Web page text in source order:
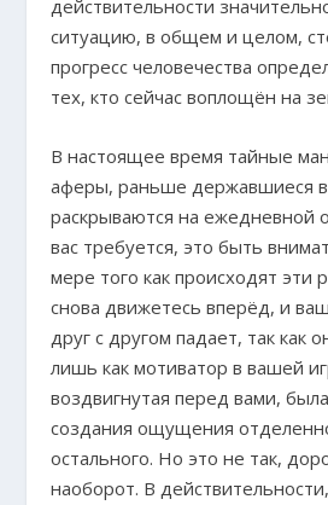
действительности
ситуацию, в общем и целом,
прогресс человечества
тех, кто сейчас воплощён на
В настоящее время тайные
аферы, раньше державшиеся в
раскрываются на ежедневной
вас требуется, это быть
мере того как происходят эти
снова движетесь вперёд, и
друг с другом падает, так как
лишь как мотиватор в вашей
воздвигнутая перед вами,
создания ощущения
остального. Но это не так,
наоборот. В